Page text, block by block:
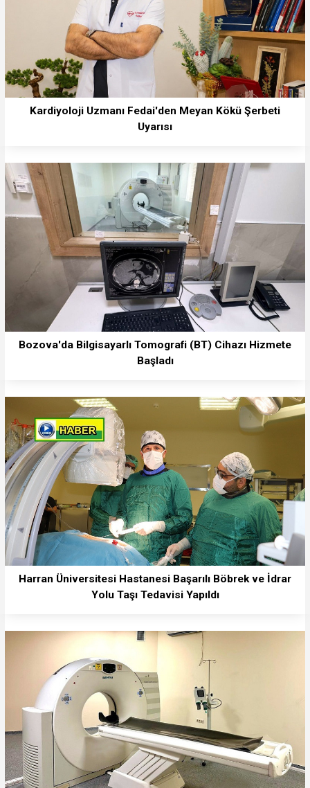
Kardiyoloji Uzmanı Fedai'den Meyan Kökü Şerbeti
Uyarısı
Bozova'da Bilgisayarlı Tomografi (BT) Cihazı Hizmete
Başladı
Harran Üniversitesi Hastanesi Başarılı Böbrek ve İdrar
Yolu Taşı Tedavisi Yapıldı